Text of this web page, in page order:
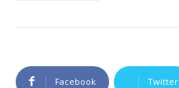
Facebook Twitter